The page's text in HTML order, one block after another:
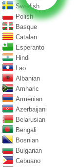
Swedish
Polish
Basque
Catalan
Esperanto
Hindi
Lao
Albanian
Amharic
Armenian
Azerbaijani
Belarusian
Bengali
Bosnian
Bulgarian
Cebuano